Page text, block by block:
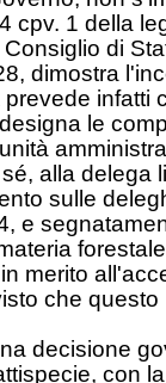
cpv. 1 della
di
dimostra
infatti
le
alla delega
sulle
e
merito
che
decisione
con